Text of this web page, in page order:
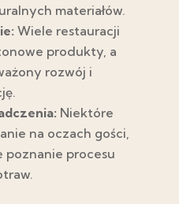
materiałów.
Wiele restauracji
produkty, a
rozwój i
Niektóre
na oczach gości,
poznanie procesu